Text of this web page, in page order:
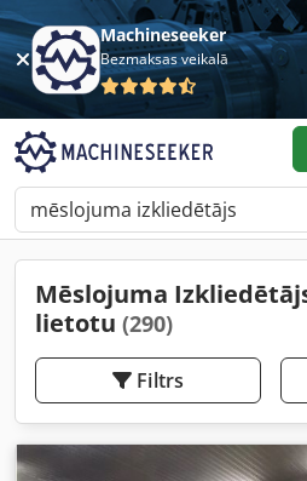
Machineseeker
Bezmaksas veikalā
Mēslojuma
lietotu (290)
Filtrs